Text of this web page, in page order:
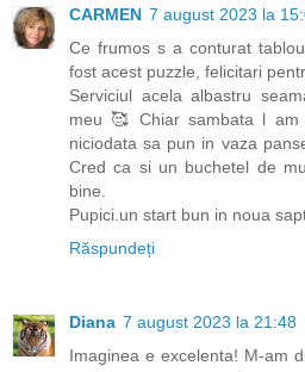
CARMEN 7 august 2023 la
Ce frumos s a conturat
fost acest puzzle, felicitari
Serviciul acela albastru
meu 🥰 Chiar sambata l
niciodata sa pun in vaza
Cred ca si un buchetel de
bine.
Pupici.un start bun in noua
Răspundeți
Diana 7 august 2023 la 21:48
Imaginea e excelenta! M-am